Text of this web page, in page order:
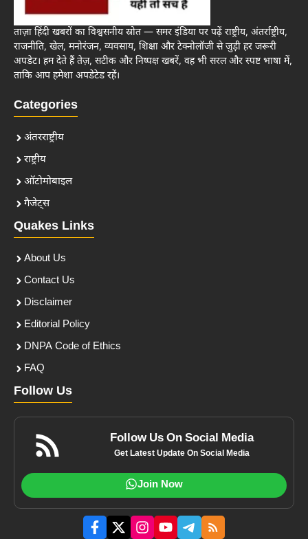
ताज़ा हिंदी खबरों का विश्वसनीय स्रोत — समर इंडिया पर पढ़ें राष्ट्रीय, अंतर्राष्ट्रीय,
राजनीति, खेल, मनोरंजन, व्यवसाय, शिक्षा और टेक्नोलॉजी से जुड़ी हर जरूरी
अपडेट। हम देते हैं तेज़, सटीक और निष्पक्ष खबरें, वह भी सरल और स्पष्ट भाषा में,
ताकि आप हमेशा अपडेटेड रहें।
Categories
अंतरराष्ट्रीय
राष्ट्रीय
ऑटोमोबाइल
गैजेट्स
Quakes Links
About Us
Contact Us
Disclaimer
Editorial Policy
DNPA Code of Ethics
FAQ
Follow Us
Follow Us On Social Media
Get Latest Update On Social Media
Join Now